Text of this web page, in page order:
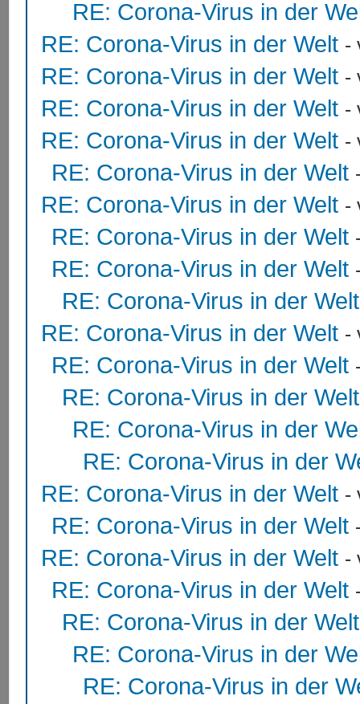
RE: Corona-Virus in der
RE: Corona-Virus in der Welt -
RE: Corona-Virus in der Welt -
RE: Corona-Virus in der Welt -
RE: Corona-Virus in der Welt -
RE: Corona-Virus in der Welt
RE: Corona-Virus in der Welt -
RE: Corona-Virus in der Welt
RE: Corona-Virus in der Welt
RE: Corona-Virus in der Welt
RE: Corona-Virus in der Welt -
RE: Corona-Virus in der Welt
RE: Corona-Virus in der Welt
RE: Corona-Virus in der
RE: Corona-Virus in der
RE: Corona-Virus in der Welt -
RE: Corona-Virus in der Welt
RE: Corona-Virus in der Welt -
RE: Corona-Virus in der Welt
RE: Corona-Virus in der Welt
RE: Corona-Virus in der
RE: Corona-Virus in der